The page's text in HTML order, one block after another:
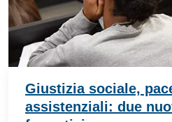
Giustizia sociale,
assistenziali: due